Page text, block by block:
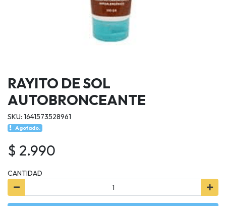
RAYITO DE SOL
AUTOBRONCEANTE
SKU: 1641573528961
Agotado.
$ 2.990
CANTIDAD